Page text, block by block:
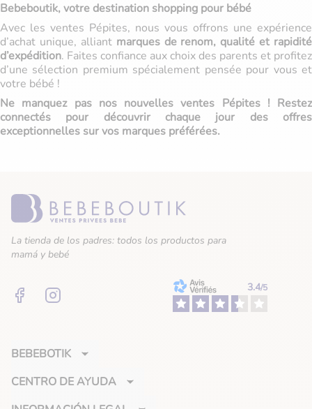
Bebeboutik, votre destination shopping pour bébé
Avec les ventes Pépites, nous vous offrons une expérience
d’achat unique, alliant marques de renom, qualité et rapidité
d’expédition. Faites confiance aux choix des parents et profitez
d’une sélection premium spécialement pensée pour vous et
votre bébé !
Ne manquez pas nos nouvelles ventes Pépites ! Restez
connectés pour découvrir chaque jour des offres
exceptionnelles sur vos marques préférées.
La tienda de los padres: todos los productos para
mamá y bebé
FacebookInstagram 3.4/5
BEBEBOTIK
CENTRO DE AYUDA